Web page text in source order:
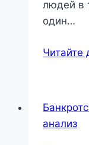
людей в
один…
Читайте
анализ